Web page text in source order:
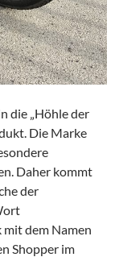
die „Höhle der
Die Marke
Daher kommt
der
mit dem Namen
Shopper im